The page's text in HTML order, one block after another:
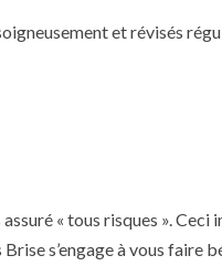
et révisés
« tous risques ». Ceci
s’engage à vous faire